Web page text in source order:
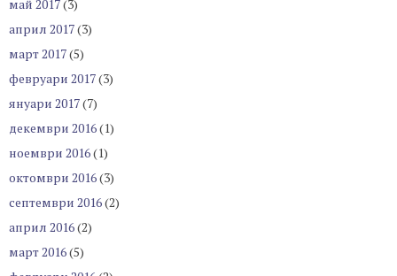
май 2017(3)
април 2017(3)
март 2017(5)
февруари 2017(3)
януари 2017(7)
декември 2016(1)
ноември 2016(1)
октомври 2016(3)
септември 2016(2)
април 2016(2)
март 2016(5)